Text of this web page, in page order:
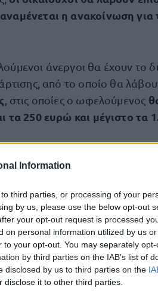
Information
third parties, or processing of your
by us, please use the below opt-out
your opt-out request is processed
on personal information utilized by us
your opt-out. You may separately
by third parties on the IAB’s list of
disclosed by us to third parties on the
disclose it to other third parties.
η ανακοίνωση για
άνεργοι θα έχουν το
από το οποίο θα
, στις οποίες ο ωφελούμενος
τα 250 ευρώ και μέγιστο τα
Ανεργίας του ΟΑΕΔ,
εκπαίδευσης